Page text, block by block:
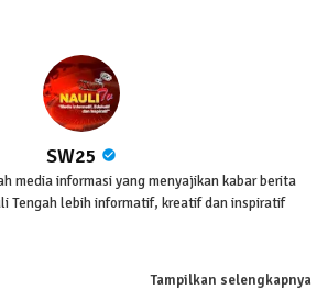
SW25
media informasi yang menyajikan kabar berita
Tengah lebih informatif, kreatif dan inspiratif
Tampilkan selengkapnya